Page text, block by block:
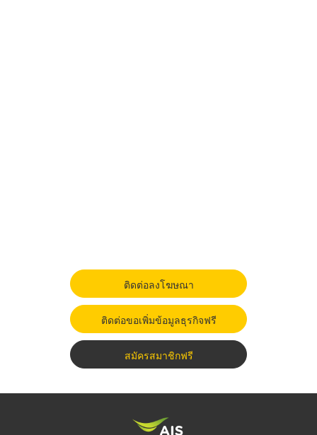
ติดต่อลงโฆษณา
ติดต่อขอเพิ่มข้อมูลธุรกิจฟรี
สมัครสมาชิกฟรี